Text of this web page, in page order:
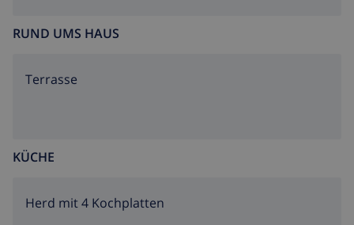
RUND UMS HAUS
Terrasse
KÜCHE
Herd mit 4 Kochplatten